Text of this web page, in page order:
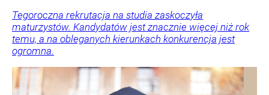
Tegoroczna rekrutacja na studia zaskoczyła
maturzystów. Kandydatów jest znacznie więcej niż rok
temu, a na obleganych kierunkach konkurencja jest
ogromna.